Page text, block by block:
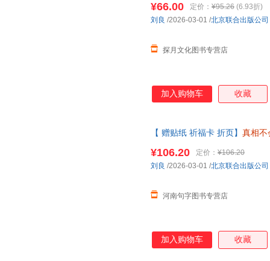
籍为准】
¥66.00 定价： ¥95.26 (6.93折)
探月文化图书专营店
刘良 /2026-03-01 /北京联合出版公司
加入购物车 收藏
【 赠贴纸 祈福卡 折页】 真相不
¥106.20 定价： ¥106.20
河南句字图书专营店
刘良 /2026-03-01 /北京联合出版公司
加入购物车 收藏